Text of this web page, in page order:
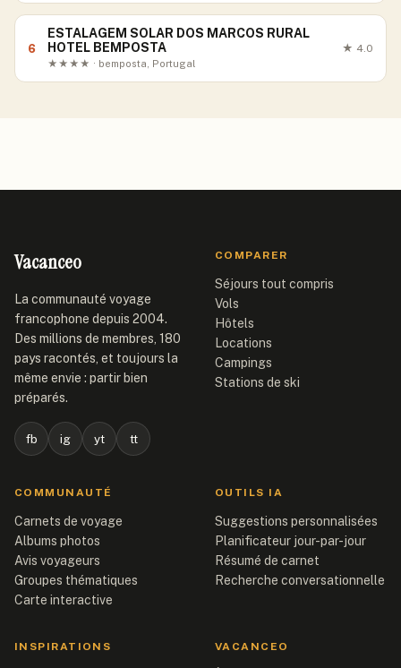
6
ESTALAGEM SOLAR DOS MARCOS RURAL
HOTEL BEMPOSTA
★★★★ · bemposta, Portugal
★ 4.0
Vacanceo
La communauté voyage
francophone depuis 2004.
Des millions de membres, 180
pays racontés, et toujours la
même envie : partir bien
préparés.
fb ig yt tt
COMPARER
Séjours tout compris
Vols
Hôtels
Locations
Campings
Stations de ski
COMMUNAUTÉ
Carnets de voyage
Albums photos
Avis voyageurs
Groupes thématiques
Carte interactive
OUTILS IA
Suggestions personnalisées
Planificateur jour-par-jour
Résumé de carnet
Recherche conversationnelle
INSPIRATIONS VACANCEO